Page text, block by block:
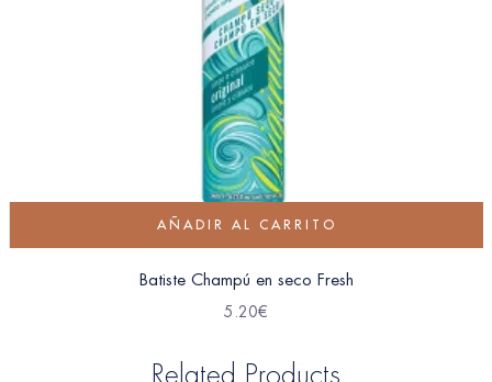
AÑADIR AL CARRITO
Batiste Champú en seco Fresh
5.20€